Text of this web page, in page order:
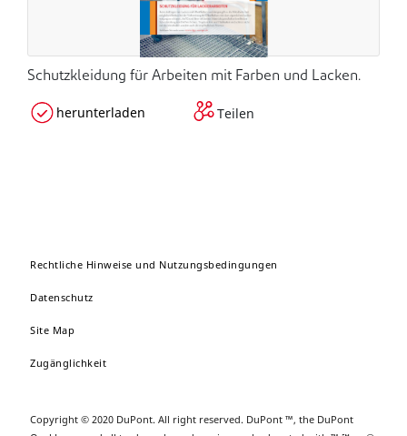
Schutzkleidung für Arbeiten mit Farben und Lacken.
herunterladen Teilen
Rechtliche Hinweise und Nutzungsbedingungen
Datenschutz
Site Map
Zugänglichkeit
Copyright © 2020 DuPont. All right reserved. DuPont ™, the DuPont